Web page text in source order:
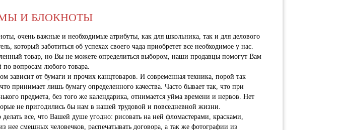
Трафареты
Тубус телескопический
85мм
Фломастеры
Художественные
Принадлежности
Цветная бумага
Рюкзаки
И БЛОКНОТЫ
очень важные и необходимые атрибуты, как для школьника, так и для делового
который заботиться об успехах своего чада приобретет все необходимое у нас.
товар, но Вы не можете определиться выбором, наши продавцы помогут Вам
по вопросам любого товара.
зависит от бумаги и прочих канцтоваров. И современная техника, порой так
принимает лишь бумагу определенного качества. Часто бывает так, что при
предмета, без того же календарика, отнимается уйма времени и нервов. Нет
не пригодились бы нам в нашей трудовой и повседневной жизни.
все, что Вашей душе угодно: рисовать на ней фломастерами, красками,
нее смешных человечков, распечатывать договора, а так же фотографии из